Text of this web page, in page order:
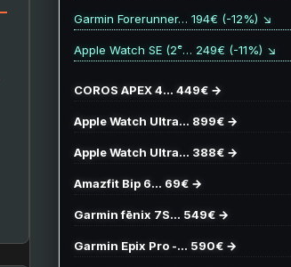
Garmin Forerunner… 194€ (-12%) ↘
Apple Watch SE (2ᵉ… 249€ (-11%) ↘
COROS APEX 4… 449€ →
Apple Watch Ultra… 899€ →
Apple Watch Ultra… 388€ →
Amazfit Bip 6… 69€ →
Garmin fēnix 7S… 549€ →
Garmin Epix Pro -… 590€ →